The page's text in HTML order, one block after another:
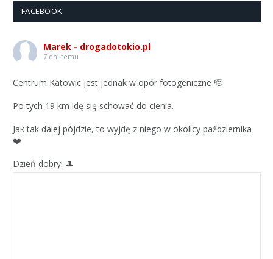
FACEBOOK
Marek - drogadotokio.pl
7 dni temu
Centrum Katowic jest jednak w opór fotogeniczne 🫡
Po tych 19 km idę się schować do cienia.
Jak tak dalej pójdzie, to wyjdę z niego w okolicy października
❤️
Dzień dobry! 🎩